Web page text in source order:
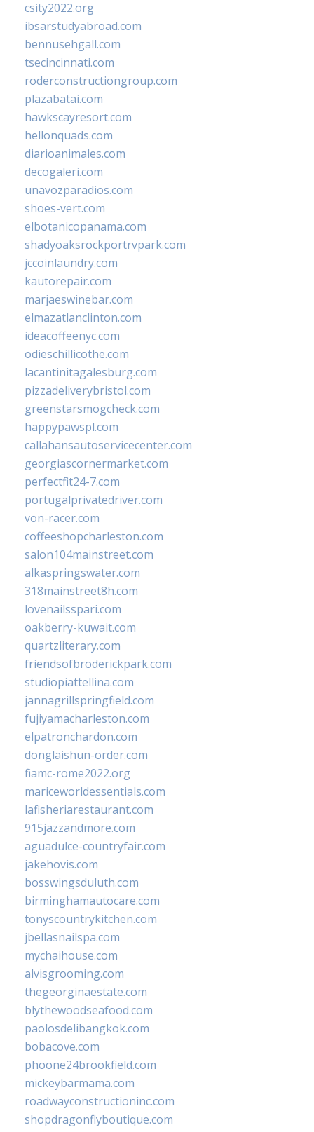
csity2022.org
ibsarstudyabroad.com
bennusehgall.com
tsecincinnati.com
roderconstructiongroup.com
plazabatai.com
hawkscayresort.com
hellonquads.com
diarioanimales.com
decogaleri.com
unavozparadios.com
shoes-vert.com
elbotanicopanama.com
shadyoaksrockportrvpark.com
jccoinlaundry.com
kautorepair.com
marjaeswinebar.com
elmazatlanclinton.com
ideacoffeenyc.com
odieschillicothe.com
lacantinitagalesburg.com
pizzadeliverybristol.com
greenstarsmogcheck.com
happypawspl.com
callahansautoservicecenter.com
georgiascornermarket.com
perfectfit24-7.com
portugalprivatedriver.com
von-racer.com
coffeeshopcharleston.com
salon104mainstreet.com
alkaspringswater.com
318mainstreet8h.com
lovenailsspari.com
oakberry-kuwait.com
quartzliterary.com
friendsofbroderickpark.com
studiopiattellina.com
jannagrillspringfield.com
fujiyamacharleston.com
elpatronchardon.com
donglaishun-order.com
fiamc-rome2022.org
mariceworldessentials.com
lafisheriarestaurant.com
915jazzandmore.com
aguadulce-countryfair.com
jakehovis.com
bosswingsduluth.com
birminghamautocare.com
tonyscountrykitchen.com
jbellasnailspa.com
mychaihouse.com
alvisgrooming.com
thegeorginaestate.com
blythewoodseafood.com
paolosdelibangkok.com
bobacove.com
phoone24brookfield.com
mickeybarmama.com
roadwayconstructioninc.com
shopdragonflyboutique.com